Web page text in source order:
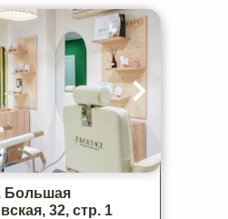
Большая
32, стр. 1